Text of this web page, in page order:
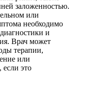
заложенностью.
или
необходимо
и
Врач может
терапии,
или
если это